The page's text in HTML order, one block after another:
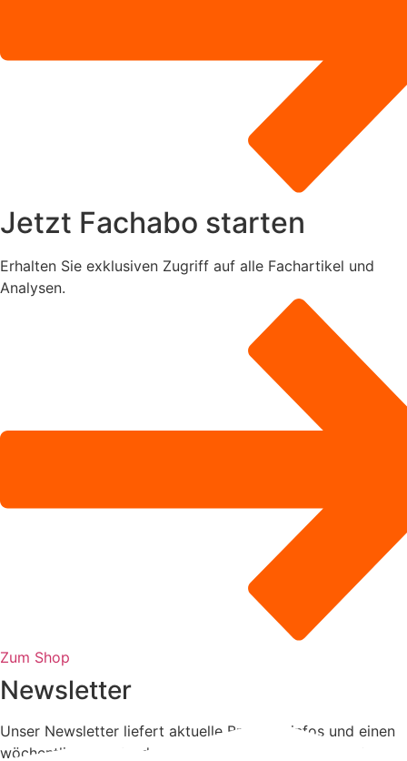
Jetzt Fachabo starten
Erhalten Sie exklusiven Zugriff auf alle Fachartikel und
Analysen.
Zum Shop
Newsletter
Unser Newsletter liefert aktuelle Brancheninfos und einen
wöchentlichen Kalender zu Messen, Konferenzen und